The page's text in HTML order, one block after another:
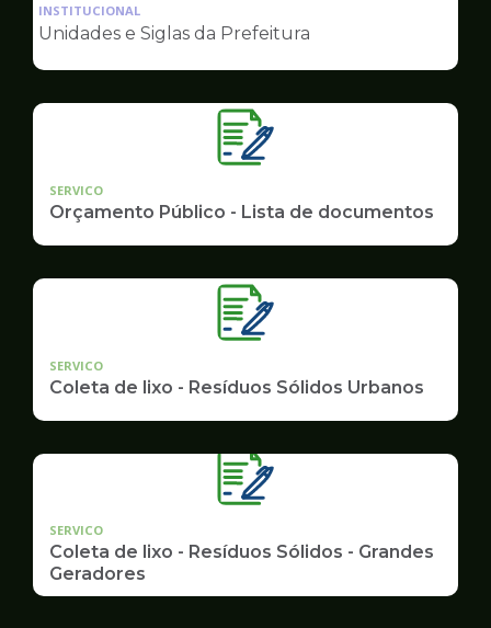
pagina
Governo
INSTITUCIONAL
Unidades e Siglas da Prefeitura
SERVICO
Orçamento Público - Lista de documentos
SERVICO
Coleta de lixo - Resíduos Sólidos Urbanos
SERVICO
Coleta de lixo - Resíduos Sólidos - Grandes
Geradores